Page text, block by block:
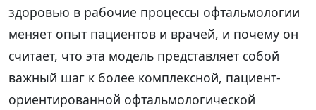
здоровью в рабочие процессы офтальмологии
меняет опыт пациентов и врачей, и почему он
считает, что эта модель представляет собой
важный шаг к более комплексной, пациент-
ориентированной офтальмологической